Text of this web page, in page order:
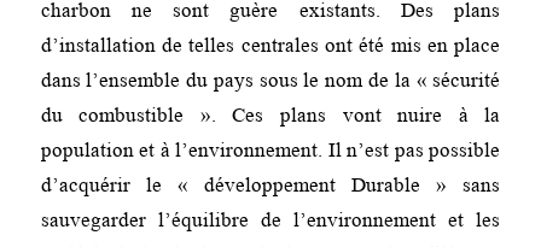
charbon ne sont guère existants. Des plans
d’installation de telles centrales ont été mis en place
dans l’ensemble du pays sous le nom de la « sécurité
du combustible ». Ces plans vont nuire à la
population et à l’environnement. Il n’est pas possible
d’acquérir le « développement Durable » sans
sauvegarder l’équilibre de l’environnement et les